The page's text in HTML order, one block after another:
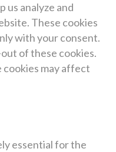
us analyze and
These cookies
with your consent.
of these cookies.
may affect
essential for the